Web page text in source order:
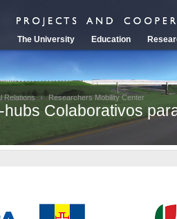
The University Education
Relations Researchers Mobility Center
Colaborativos